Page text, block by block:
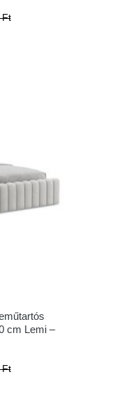
Ft
cm Lemi –
Ft